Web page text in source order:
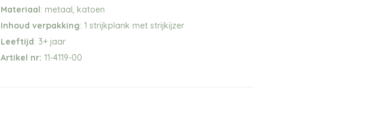
Materiaal: metaal, katoen
Inhoud verpakking: 1 strijkplank met strijkijzer
Leeftijd: 3+ jaar
Artikel nr:11-4119-00